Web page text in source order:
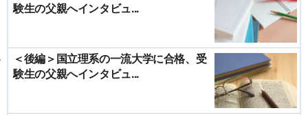
験生の父親へインタビュ...
＜後編＞国立理系の一流大学に合格、受
験生の父親へインタビュ...